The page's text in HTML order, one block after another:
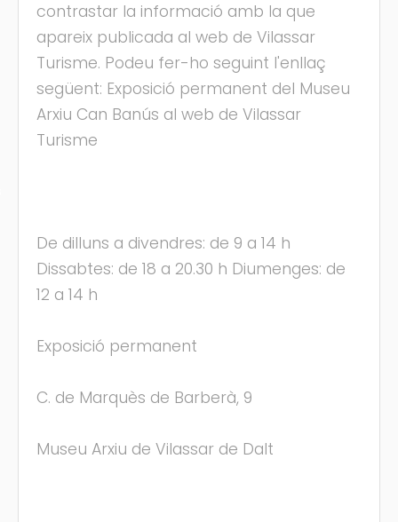
contrastar la informació amb la que
apareix publicada al web de Vilassar
Turisme. Podeu fer-ho seguint l'enllaç
següent: Exposició permanent del Museu
Arxiu Can Banús al web de Vilassar
Turisme
De dilluns a divendres: de 9 a 14 h
Dissabtes: de 18 a 20.30 h Diumenges: de
12 a 14 h
Exposició permanent
C. de Marquès de Barberà, 9
Museu Arxiu de Vilassar de Dalt